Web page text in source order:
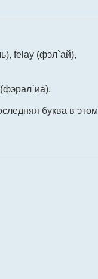
felay (фэл`ай),
буква в этом